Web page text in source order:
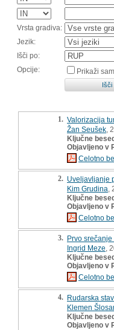
Vrsta gradiva:
Jezik:
Išči po:
Opcije:
Prikaži
1. Valorizacija
Žan Seušek ,
Ključne
Objavljeno v
Celotno
2. Uveljavljanje
Kim Grudina
Ključne
Objavljeno v
Celotno
3. Prvo
Ingrid Meze ,
Ključne
Objavljeno v
Celotno
4. Rudarska
Klemen Šlosar
Ključne
Objavljeno v